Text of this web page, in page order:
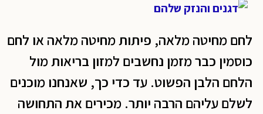
לחם מחיטה מלאה, פיתות מחיטה מלאה או לחם
כוסמין כבר מזמן נחשבים למזון בריאות מול
הלחם הלבן הפשוט. עד כדי כך, שאנחנו מוכנים
לשלם עליהם הרבה יותר. מכירים את התחושה